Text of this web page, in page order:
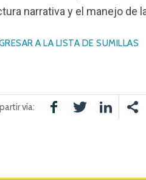
narrativa y el manejo de
A LA LISTA DE SUMILLAS
vía: